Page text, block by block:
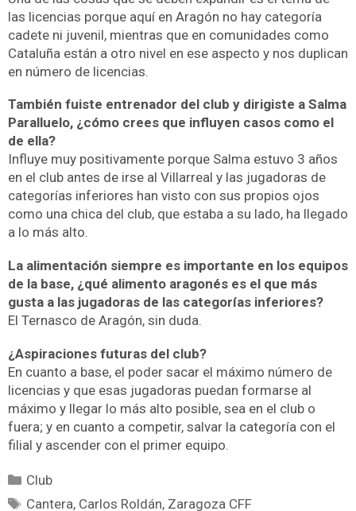
las licencias porque aquí en Aragón no hay categoría
cadete ni juvenil, mientras que en comunidades como
Cataluña están a otro nivel en ese aspecto y nos duplican
en número de licencias.
También fuiste entrenador del club y dirigiste a Salma
Paralluelo, ¿cómo crees que influyen casos como el
de ella?
Influye muy positivamente porque Salma estuvo 3 años
en el club antes de irse al Villarreal y las jugadoras de
categorías inferiores han visto con sus propios ojos
como una chica del club, que estaba a su lado, ha llegado
a lo más alto.
La alimentación siempre es importante en los equipos
de la base, ¿qué alimento aragonés es el que más
gusta a las jugadoras de las categorías inferiores?
El Ternasco de Aragón, sin duda.
¿Aspiraciones futuras del club?
En cuanto a base, el poder sacar el máximo número de
licencias y que esas jugadoras puedan formarse al
máximo y llegar lo más alto posible, sea en el club o
fuera; y en cuanto a competir, salvar la categoría con el
filial y ascender con el primer equipo.
Club
Cantera, Carlos Roldán, Zaragoza CFF